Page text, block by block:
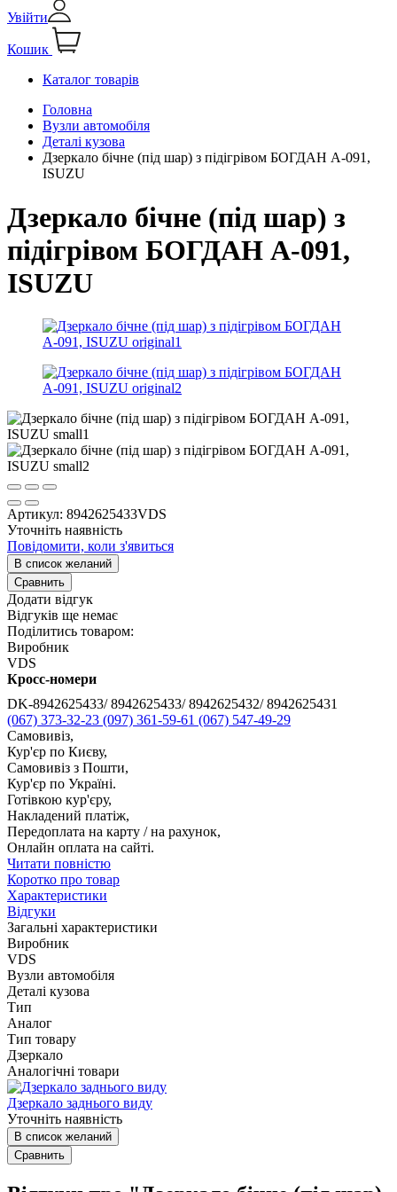
Увійти
Кошик
Каталог товарів
Головна
Вузли автомобіля
Деталі кузова
Дзеркало бічне (під шар) з підігрівом БОГДАН А-091,
ISUZU
Дзеркало бічне (під шар) з
підігрівом БОГДАН А-091,
ISUZU
Артикул: 8942625433VDS
Уточніть наявність
Повідомити, коли з'явиться
В список желаний
Сравнить
Додати відгук
Відгуків ще немає
Поділитись товаром:
Виробник
VDS
Кросс-номери
DK-8942625433/ 8942625433/ 8942625432/ 8942625431
(067) 373-32-23 (097) 361-59-61 (067) 547-49-29
Самовивіз,
Кур'єр по Києву,
Самовивіз з Пошти,
Кур'єр по Україні.
Готівкою кур'єру,
Накладений платіж,
Передоплата на карту / на рахунок,
Онлайн оплата на сайті.
Читати повністю
Коротко про товар
Характеристики
Відгуки
Загальні характеристики
Виробник
VDS
Вузли автомобіля
Деталі кузова
Тип
Аналог
Тип товару
Дзеркало
Аналогічні товари
Дзеркало заднього виду
Уточніть наявність
В список желаний
Сравнить